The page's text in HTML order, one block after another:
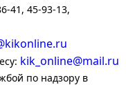
41, 45-93-13,
kik_online@mail.ru
по надзору в